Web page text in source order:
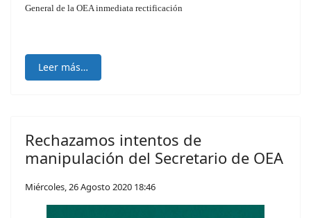
General de la OEA inmediata rectificación
Leer más…
Rechazamos intentos de
manipulación del Secretario de OEA
Miércoles, 26 Agosto 2020 18:46